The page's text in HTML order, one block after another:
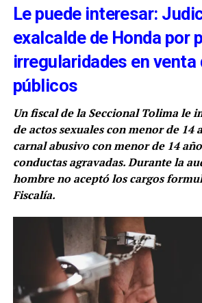
Le puede interesar:
exalcalde de Honda por
irregularidades en venta
públicos
Un fiscal de la Seccional Tolima le
de actos sexuales con menor de 14
carnal abusivo con menor de 14
conductas agravadas. Durante la
hombre no aceptó los cargos
Fiscalía.